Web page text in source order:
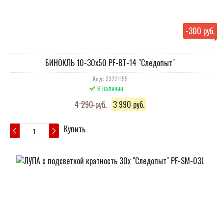
-300 руб.
БИНОКЛЬ 10-30х50 PF-BT-14 "Следопыт"
Код: 33231155
В наличии
4 290 руб. 3 990 руб.
Купить